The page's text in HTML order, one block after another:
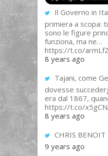
Il Governo in
primiera a scopa:
sono le figure
funziona, ma ne…
https://t.co/
8 years ago
Tajani, come
dovesse
era dal 1867,
https://t.co/
8 years ago
CHRIS BENOIT
9 years ago